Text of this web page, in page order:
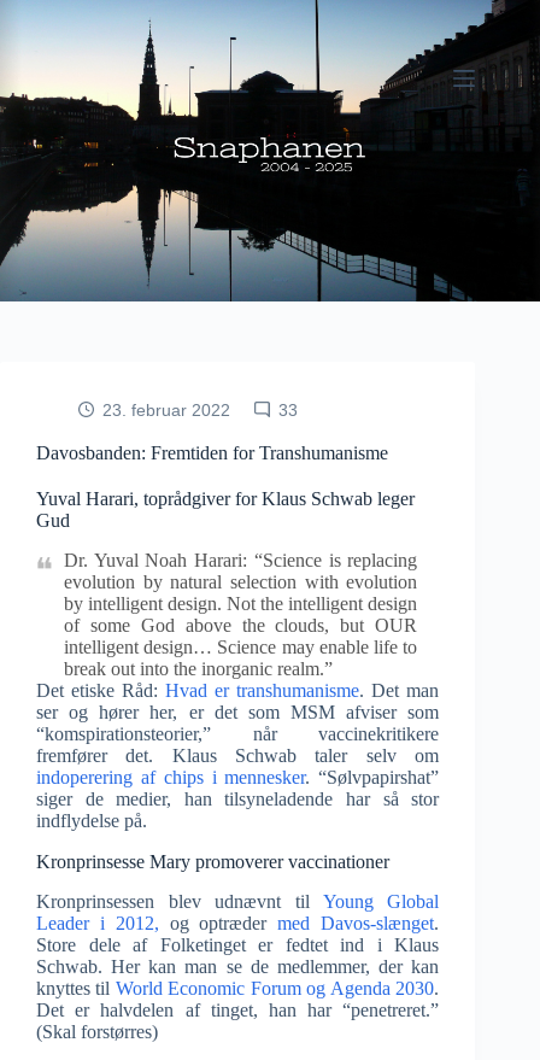
23. februar 2022 33
Davosbanden: Fremtiden for Transhumanisme
Yuval Harari, toprådgiver for Klaus Schwab leger
Gud
Dr. Yuval Noah Harari: “Science is replacing
evolution by natural selection with evolution
by intelligent design. Not the intelligent design
of some God above the clouds, but OUR
intelligent design… Science may enable life to
break out into the inorganic realm.”
Det etiske Råd:Hvad er transhumanisme. Det man
ser og hører her, er det som MSM afviser som
“komspirationsteorier,” når vaccinekritikere
fremfører det. Klaus Schwab taler selv om
indoperering af chips i mennesker. “Sølvpapirshat”
siger de medier, han tilsyneladende har så stor
indflydelse på.
Kronprinsesse Mary promoverer vaccinationer
Kronprinsessen blev udnævnt til Young Global
Leader i 2012, og optrædermed Davos-slænget.
Store dele af Folketinget er fedtet ind i Klaus
Schwab. Her kan man se de medlemmer, der kan
knyttes til World Economic Forum og Agenda 2030.
Det er halvdelen af tinget, han har “penetreret.”
(Skal forstørres)